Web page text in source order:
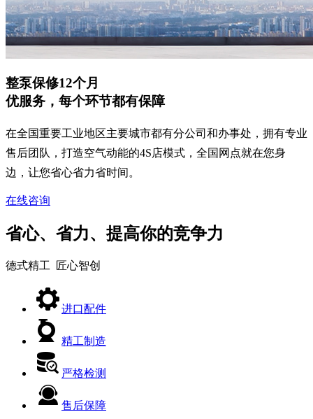
整泵保修12个月
优服务，每个环节都有保障
在全国重要工业地区主要城市都有分公司和办事处，拥有专业
售后团队，打造空气动能的4S店模式，全国网点就在您身
边，让您省心省力省时间。
在线咨询
省心、省力、提高你的竞争力
德式精工 匠心智创
进口配件
精工制造
严格检测
售后保障